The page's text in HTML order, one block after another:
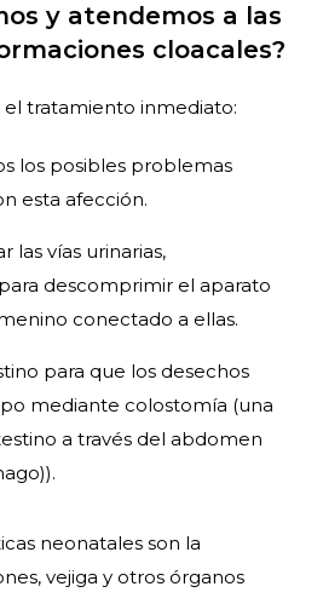
y atendemos a las
cloacales?
el tratamiento inmediato:
los posibles problemas
esta afección.
las vías urinarias,
descomprimir el aparato
conectado a ellas.
para que los desechos
mediante colostomía (una
a través del abdomen
neonatales son la
vejiga y otros órganos